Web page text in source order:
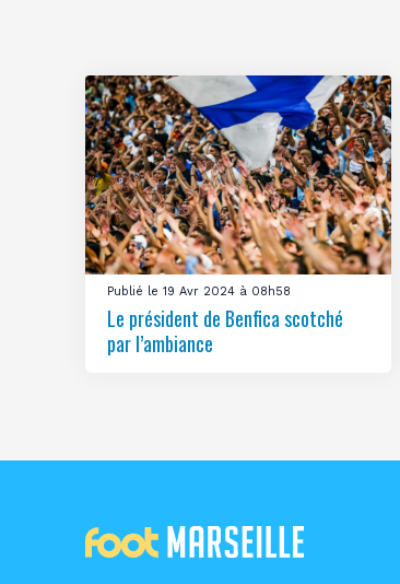
Publié le 19 Avr 2024 à 08h58
Le président de Benfica scotché
par l’ambiance